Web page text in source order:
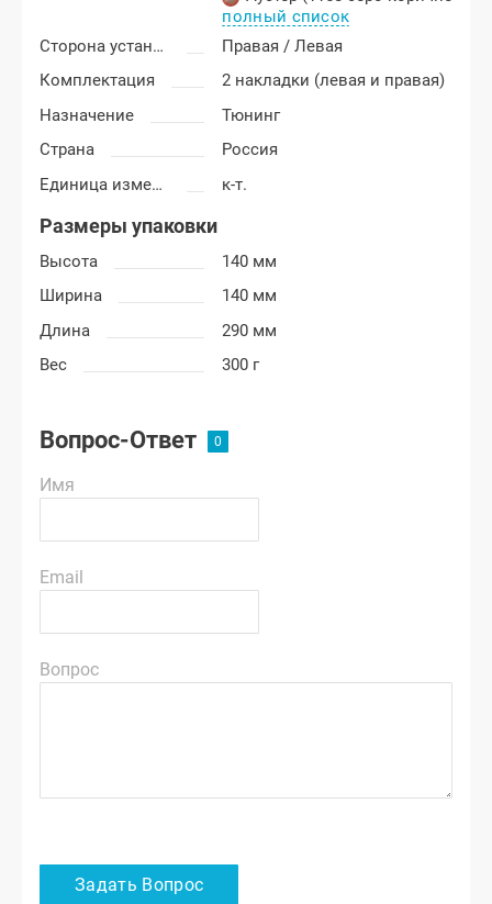
полный список
Сторона установки
Правая / Левая
Комплектация
2 накладки (левая и правая)
Назначение
Тюнинг
Страна
Россия
Единица измерения
к-т.
Размеры упаковки
Высота
140 мм
Ширина
140 мм
Длина
290 мм
Вес
300 г
Вопрос-Ответ
Имя
Email
Вопрос